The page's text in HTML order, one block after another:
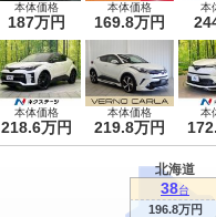
本体価格
187万円
本体価格
169.8万円
本
本体価格
218.6万円
本体価格
219.8万円
本
北海道
38台
196.8万円